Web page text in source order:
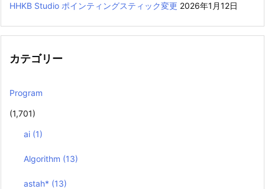
HHKB Studio ポインティングスティック変更 2026年1月12日
カテゴリー
Program
(1,701)
ai (1)
Algorithm (13)
astah* (13)